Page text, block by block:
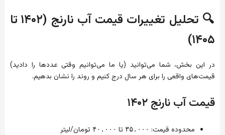
🔍 تحلیل تغییرات قیمت آب نارنج (۱۴۰۲ تا
۱۴۰۵)
در این بخش، شما می‌توانید (یا ما می‌توانیم وقتی عددها را دادید)
قیمت‌های واقعی را برای هر سال درج کنیم و روند را نشان بدهیم.
قیمت آب نارنج ۱۴۰۲
محدوده قیمت: ۳۵.۰۰۰ تا ۴۰.۰۰۰ تومان/لیتر